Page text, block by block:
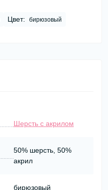
Цвет: бирюзовый
Шерсть с акрилом
50% шерсть, 50%
акрил
бирюзовый